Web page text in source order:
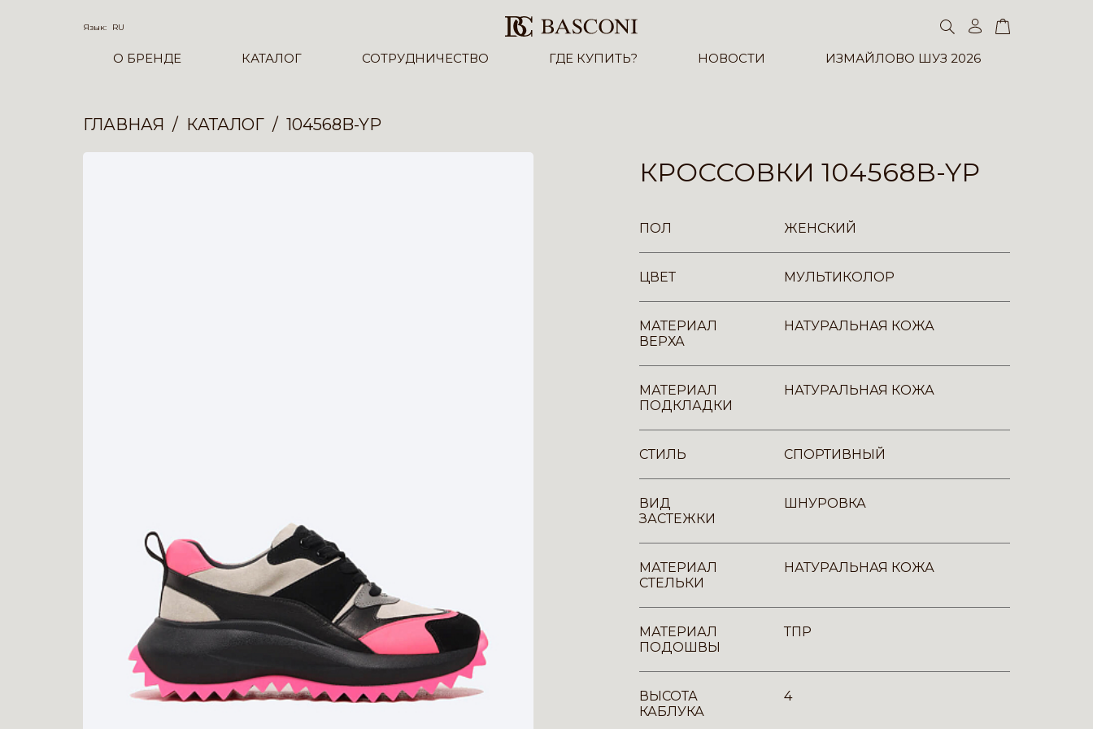
Язык: RU
О БРЕНДЕ КАТАЛОГ СОТРУДНИЧЕСТВО ГДЕ КУПИТЬ? НОВОСТИ ИЗМАЙЛОВО ШУЗ 2026
ГЛАВНАЯ КАТАЛОГ 104568B-YP
КРОССОВКИ 104568B-YP
ПОЛ ЖЕНСКИЙ
ЦВЕТ МУЛЬТИКОЛОР
МАТЕРИАЛ
ВЕРХА
НАТУРАЛЬНАЯ КОЖА
МАТЕРИАЛ
ПОДКЛАДКИ
НАТУРАЛЬНАЯ КОЖА
СТИЛЬ СПОРТИВНЫЙ
ВИД
ЗАСТЕЖКИ
ШНУРОВКА
МАТЕРИАЛ
СТЕЛЬКИ
НАТУРАЛЬНАЯ КОЖА
МАТЕРИАЛ
ПОДОШВЫ
ТПР
ВЫСОТА
КАБЛУКА
4